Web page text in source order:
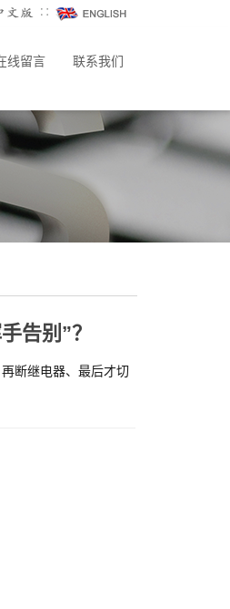
∷
线留言 联系我们
告别”？
断继电器、最后才切